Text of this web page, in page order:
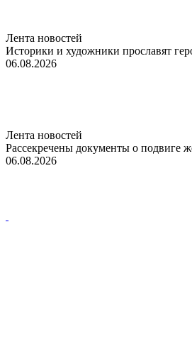
Лента новостей
Историки и художники прославят
06.08.2026
Лента новостей
Рассекречены документы о подвиге
06.08.2026